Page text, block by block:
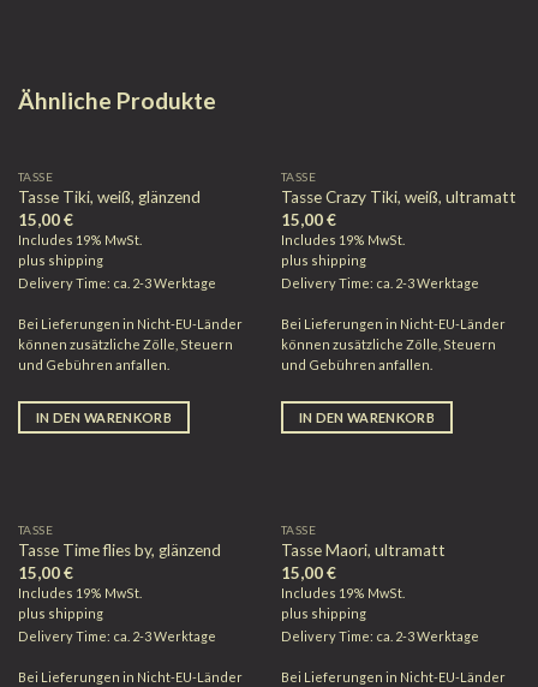
Ähnliche Produkte
TASSE
Tasse Tiki, weiß, glänzend
15,00€
Includes 19% MwSt.
plus shipping
Delivery Time: ca. 2-3 Werktage
Bei Lieferungen in Nicht-EU-Länder
können zusätzliche Zölle, Steuern
und Gebühren anfallen.
IN DEN WARENKORB
TASSE
Tasse Crazy Tiki, weiß, ultramatt
15,00€
Includes 19% MwSt.
plus shipping
Delivery Time: ca. 2-3 Werktage
Bei Lieferungen in Nicht-EU-Länder
können zusätzliche Zölle, Steuern
und Gebühren anfallen.
IN DEN WARENKORB
TASSE
Tasse Time flies by, glänzend
15,00€
Includes 19% MwSt.
plus shipping
Delivery Time: ca. 2-3 Werktage
Bei Lieferungen in Nicht-EU-Länder
TASSE
Tasse Maori, ultramatt
15,00€
Includes 19% MwSt.
plus shipping
Delivery Time: ca. 2-3 Werktage
Bei Lieferungen in Nicht-EU-Länder